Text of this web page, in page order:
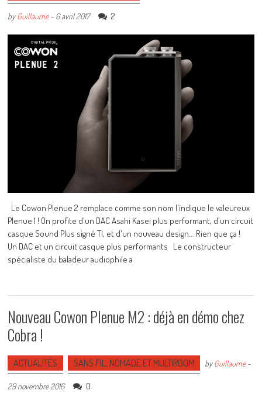
byGuillaume- 6 avril 2017 2
Le Cowon Plenue 2 remplace comme son nom l'indique le valeureux
Plenue 1 ! On profite d'un DAC Asahi Kasei plus performant, d'un circuit
casque Sound Plus signé TI, et d'un nouveau design... Rien que ça !
Un DAC et un circuit casque plus performants Le constructeur
spécialiste du baladeur audiophile a
Nouveau Cowon Plenue M2 : déjà en démo chez
Cobra !
ACTUALITÉS SANS FIL, NOMADE ET MULTIROOM byGuillaume-
29 novembre 2016 0